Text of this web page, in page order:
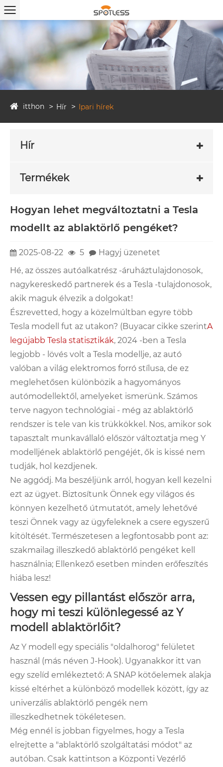
itthon Hír Ipari hírek
Hír
Termékek
Hogyan lehet megváltoztatni a Tesla
modellt az ablaktörlő pengéket?
2025-08-22 5
Hagyj üzenetet
Hé, az összes autóalkatrész -áruháztulajdonosok,
nagykereskedő partnerek és a Tesla -tulajdonosok,
akik maguk élvezik a dolgokat!
Észrevetted, hogy a közelmúltban egyre több
Tesla modell fut az utakon? (Buyacar cikke szerintA
legújabb Tesla statisztikák, 2024 -ben a Tesla
legjobb - lövés volt a Tesla modellje, az autó
valóban a világ elektromos forró stílusa, de ez
meglehetősen különbözik a hagyományos
autómodellektől, amelyeket ismerünk. Számos
terve nagyon technológiai - még az ablaktörlő
rendszer is tele van kis trükkökkel. Nos, amikor sok
tapasztalt munkavállaló először változtatja meg Y
modelljének ablaktörlő pengéjét, ők is kissé nem
tudják, hol kezdjenek.
Ne aggódj. Ma beszéljünk arról, hogyan kell kezelni
ezt az ügyet. Biztosítunk Önnek egy világos és
könnyen kezelhető útmutatót, amely lehetővé
teszi Önnek vagy az ügyfeleknek a csere egyszerű
kitöltését. Természetesen a legfontosabb pont az:
szakmailag illeszkedő ablaktörlő pengéket kell
használnia; Ellenkező esetben minden erőfeszítés
hiába lesz!
Vessen egy pillantást először arra,
hogy mi teszi különlegessé az Y
modell ablaktörlőit?
Az Y modell egy speciális "oldalhorog" felületet
használ (más néven J-Hook). Ugyanakkor itt van
egy szelíd emlékeztető: A SNAP kötőelemek alakja
kissé eltérhet a különböző modellek között, így az
univerzális ablaktörlő pengék nem
illeszkedhetnek tökéletesen.
Még ennél is jobban figyelmes, hogy a Tesla
elrejtette a "ablaktörlő szolgáltatási módot" az
autóban. Csak kattintson a Központi Vezérlő